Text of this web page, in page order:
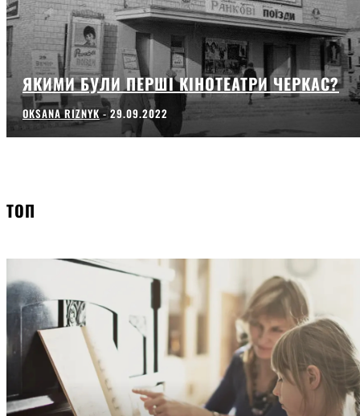
ЯКИМИ БУЛИ ПЕРШІ КІНОТЕАТРИ ЧЕРКАС?
OKSANA RIZNYK - 29.09.2022
ТОП